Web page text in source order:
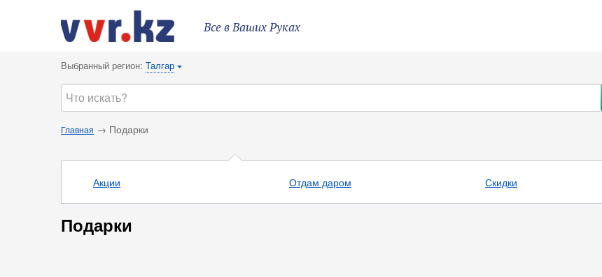
Все в Ваших Руках
Выбранный регион: Талгар {
Главная → Подарки
Акции Отдам даром Скидки
Подарки